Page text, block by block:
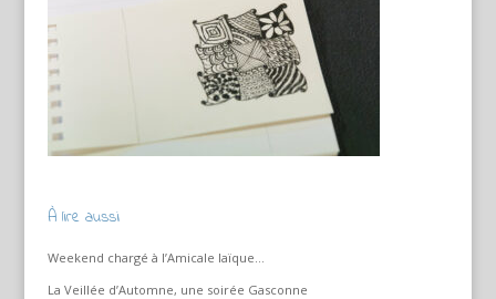
À lire aussi
Weekend chargé à l’Amicale laïque…
La Veillée d’Automne, une soirée Gasconne